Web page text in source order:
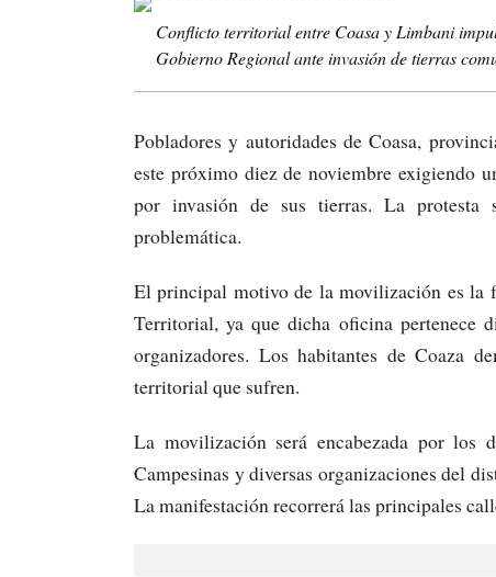
Conflicto territorial entre Coasa y Limbani
Gobierno Regional ante invasión de tierras
Pobladores y autoridades de Coasa,
este próximo diez de noviembre exigiendo
por invasión de sus tierras. La protesta
problemática.
El principal motivo de la movilización es la
Territorial, ya que dicha oficina pertenece
organizadores. Los habitantes de Coaza
territorial que sufren.
La movilización será encabezada por los
Campesinas y diversas organizaciones del
La manifestación recorrerá las principales